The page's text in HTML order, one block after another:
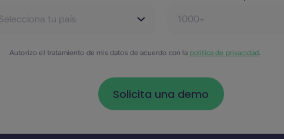
Autorizo el tratamiento de mis datos de acuerdo con la política de privacidad.